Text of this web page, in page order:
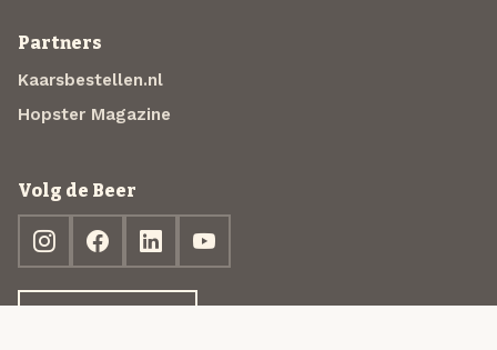
Partners
Kaarsbestellen.nl
Hopster Magazine
Volg de Beer